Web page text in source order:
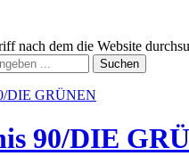
nach dem die Website
Suchen
90/DIE